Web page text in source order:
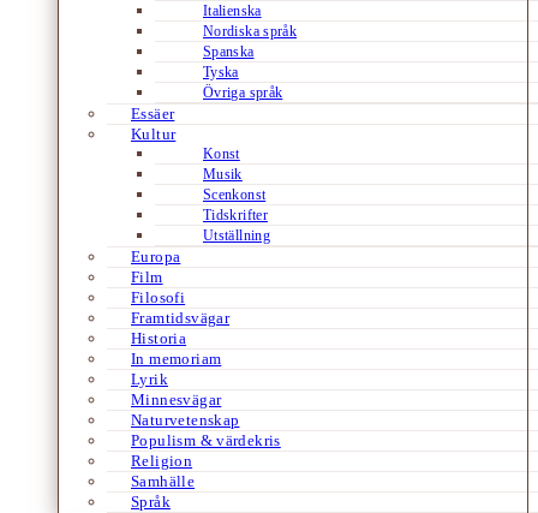
Italienska
Nordiska språk
Spanska
Tyska
Övriga språk
Essäer
Kultur
Konst
Musik
Scenkonst
Tidskrifter
Utställning
Europa
Film
Filosofi
Framtidsvägar
Historia
In memoriam
Lyrik
Minnesvägar
Naturvetenskap
Populism & värdekris
Religion
Samhälle
Språk